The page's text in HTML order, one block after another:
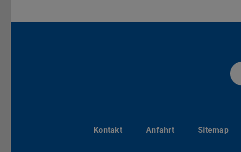
Kontakt Anfahrt Sitemap